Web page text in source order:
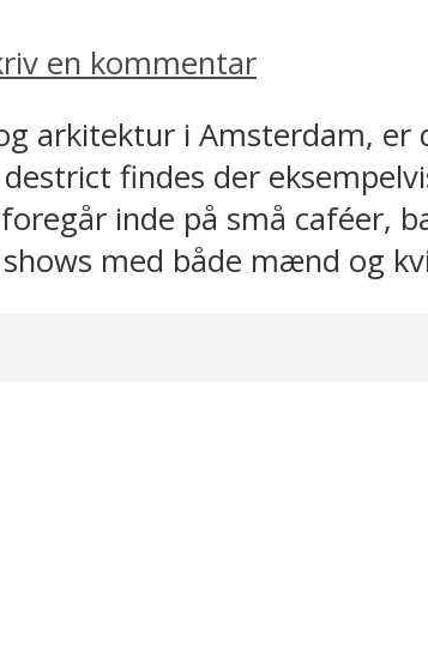
en kommentar
arkitektur i Amsterdam, er
findes der
inde på små caféer,
med både mænd og